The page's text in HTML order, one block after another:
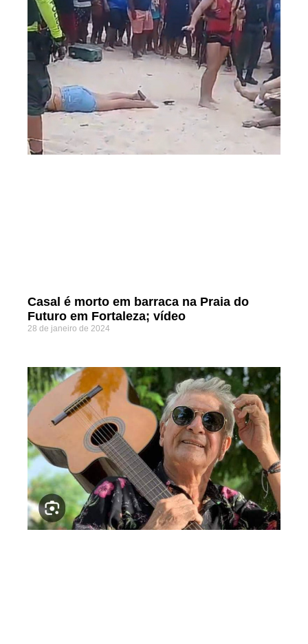
Casal é morto em barraca na Praia do
Futuro em Fortaleza; vídeo
28 de janeiro de 2024